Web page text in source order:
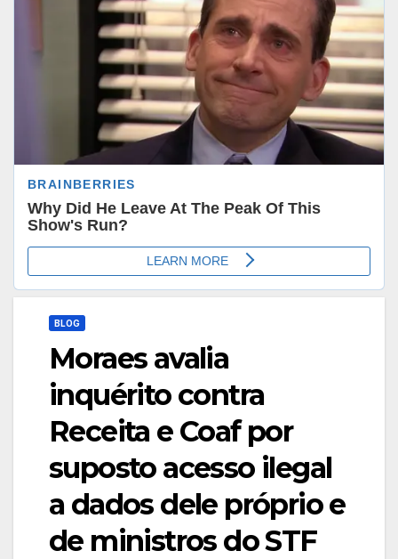
BLOG
Moraes avalia
inquérito contra
Receita e Coaf por
suposto acesso ilegal
a dados dele próprio e
de ministros do STF